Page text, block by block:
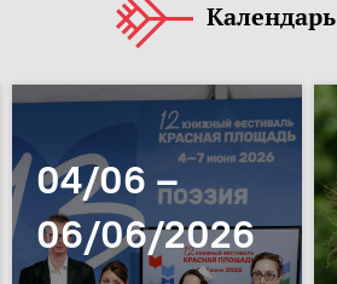
Календарь
04/06 –
06/06/2026